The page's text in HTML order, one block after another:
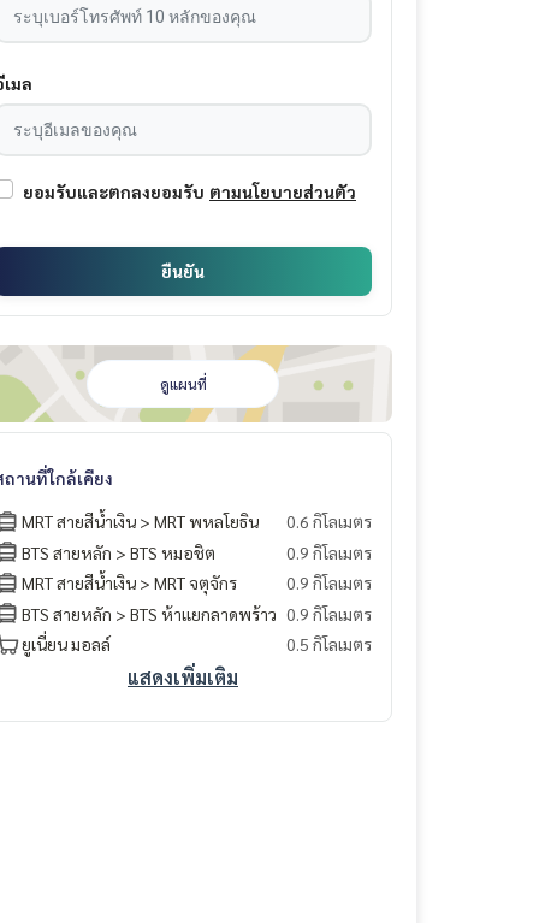
มล
ยอมรับและตกลงยอมรับ ตามนโยบายส่วนตัว
ยืนยัน
ดูแผนที่
ถานที่ใกล้เคียง
MRT สายสีน้ำเงิน > MRT พหลโยธิน
0.6 กิโลเมตร
BTS สายหลัก > BTS หมอชิต
0.9 กิโลเมตร
MRT สายสีน้ำเงิน > MRT จตุจักร
0.9 กิโลเมตร
BTS สายหลัก > BTS ห้าแยกลาดพร้าว 0.9 กิโลเมตร
ยูเนี่ยน มอลล์
0.5 กิโลเมตร
แสดงเพิ่มเติม